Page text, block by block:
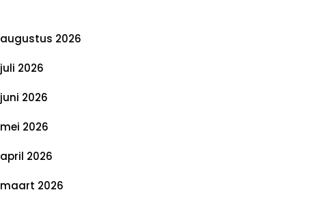
augustus 2026
juli 2026
juni 2026
mei 2026
april 2026
maart 2026